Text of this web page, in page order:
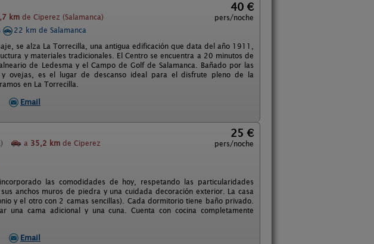
km de Ciperez (Salamanca)
40 €
pers/noche
22 km de Salamanca
se alza La Torrecilla, una antigua edificación que data del año 1911,
y materiales tradicionales. El Centro se encuentra a 20 minutos de
de Ledesma y el Campo de Golf de Salamanca. Bañado por las
ovejas, es el lugar de descanso ideal para el disfrute pleno de la
en La Torrecilla.
Email
a 35,2 km de Ciperez
25 €
pers/noche
las comodidades de hoy, respetando las particularidades
anchos muros de piedra y una cuidada decoración exterior. La casa
y el otro con 2 camas sencillas). Cada dormitorio tiene baño privado.
una cama adicional y una cuna. Cuenta con cocina completamente
Email